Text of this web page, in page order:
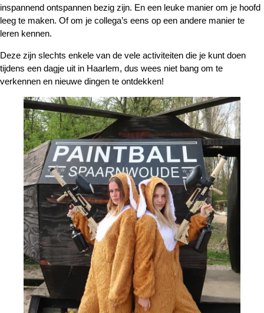
inspannend ontspannen bezig zijn. En een leuke manier om je hoofd
leeg te maken. Of om je collega’s eens op een andere manier te
leren kennen.
Deze zijn slechts enkele van de vele activiteiten die je kunt doen
tijdens een dagje uit in Haarlem, dus wees niet bang om te
verkennen en nieuwe dingen te ontdekken!